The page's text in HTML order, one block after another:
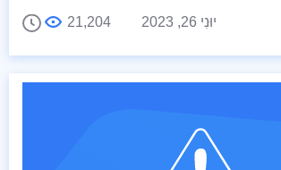
יוּנִי 26, 2023
21,204